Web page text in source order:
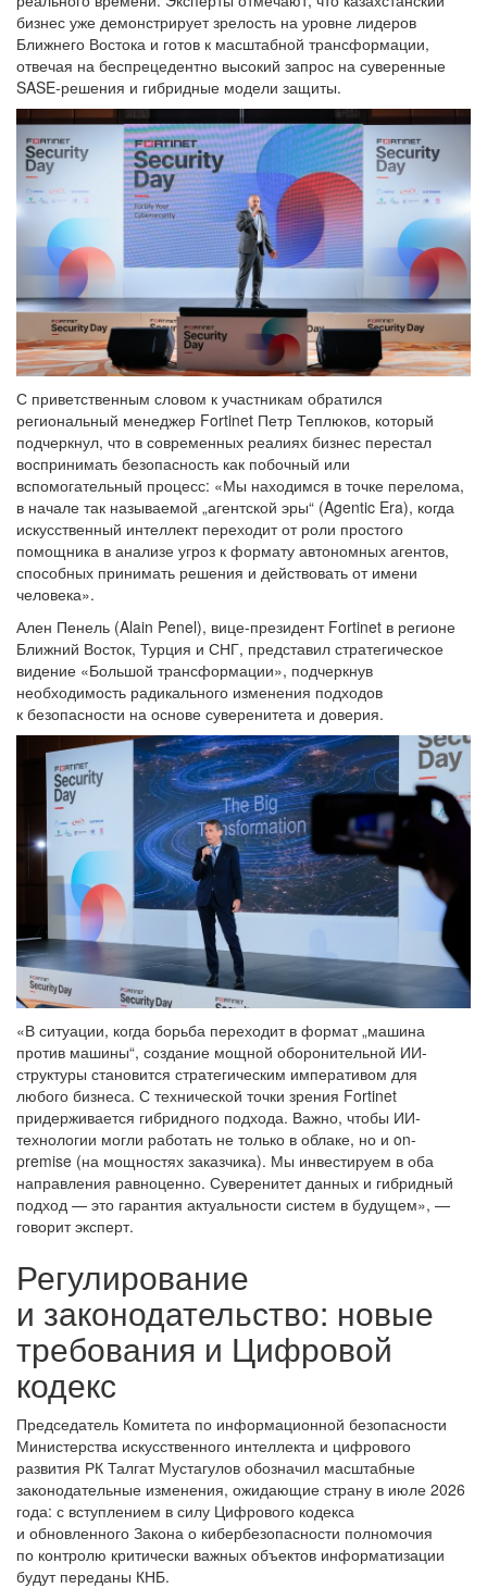
бизнес уже демонстрирует зрелость на уровне лидеров
Ближнего Востока и готов к масштабной трансформации,
отвечая на беспрецедентно высокий запрос на суверенные
SASE-решения и гибридные модели защиты.
С приветственным словом к участникам обратился
региональный менеджер Fortinet Петр Теплюков, который
подчеркнул, что в современных реалиях бизнес перестал
воспринимать безопасность как побочный или
вспомогательный процесс: «Мы находимся в точке перелома,
в начале так называемой „агентской эры“ (Agentic Era), когда
искусственный интеллект переходит от роли простого
помощника в анализе угроз к формату автономных агентов,
способных принимать решения и действовать от имени
человека».
Ален Пенель (Alain Penel), вице-президент Fortinet в регионе
Ближний Восток, Турция и СНГ, представил стратегическое
видение «Большой трансформации», подчеркнув
необходимость радикального изменения подходов
к безопасности на основе суверенитета и доверия.
«В ситуации, когда борьба переходит в формат „машина
против машины“, создание мощной оборонительной ИИ-
структуры становится стратегическим императивом для
любого бизнеса. С технической точки зрения Fortinet
придерживается гибридного подхода. Важно, чтобы ИИ-
технологии могли работать не только в облаке, но и on-
premise (на мощностях заказчика). Мы инвестируем в оба
направления равноценно. Суверенитет данных и гибридный
подход — это гарантия актуальности систем в будущем», —
говорит эксперт.
Регулирование
и законодательство: новые
требования и Цифровой
кодекс
Председатель Комитета по информационной безопасности
Министерства искусственного интеллекта и цифрового
развития РК Талгат Мустагулов обозначил масштабные
законодательные изменения, ожидающие страну в июле 2026
года: с вступлением в силу Цифрового кодекса
и обновленного Закона о кибербезопасности полномочия
по контролю критически важных объектов информатизации
будут переданы КНБ.